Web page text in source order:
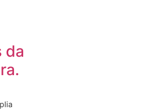
da